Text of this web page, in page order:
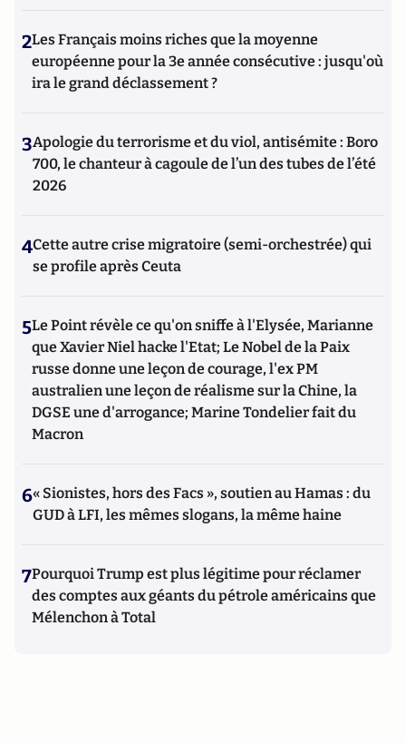
2Les Français moins riches que la moyenne
européenne pour la 3e année consécutive : jusqu'où
ira le grand déclassement ?
3Apologie du terrorisme et du viol, antisémite : Boro
700, le chanteur à cagoule de l’un des tubes de l’été
2026
4Cette autre crise migratoire (semi-orchestrée) qui
se profile après Ceuta
5Le Point révèle ce qu'on sniffe à l'Elysée, Marianne
que Xavier Niel hacke l'Etat; Le Nobel de la Paix
russe donne une leçon de courage, l'ex PM
australien une leçon de réalisme sur la Chine, la
DGSE une d'arrogance; Marine Tondelier fait du
Macron
6« Sionistes, hors des Facs », soutien au Hamas : du
GUD à LFI, les mêmes slogans, la même haine
7Pourquoi Trump est plus légitime pour réclamer
des comptes aux géants du pétrole américains que
Mélenchon à Total